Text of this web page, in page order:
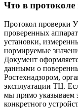
Что в протоколе
Протокол проверки
проверенных
установки,
нормируемые
Документ
данными о
Ростехнадзором,
эксплуатации ТЦ.
мы прямо указываем
конкретного